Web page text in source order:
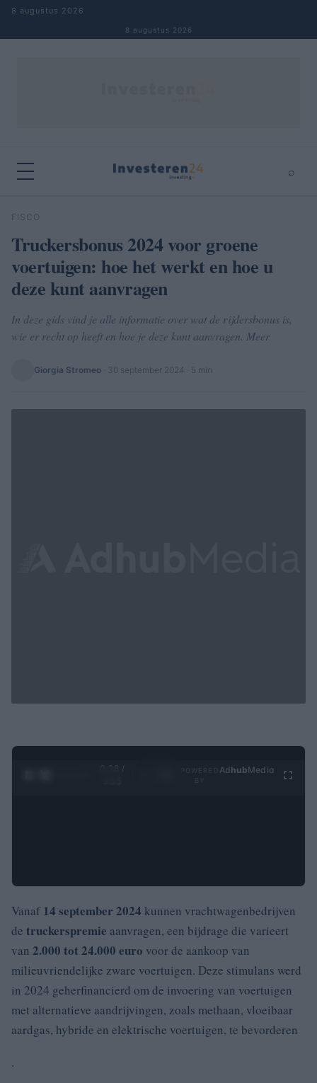
Naar inhoud springen
8 augustus 2026
8 augustus 2026
⌕
Zoeken
FISCO
Truckersbonus 2024 voor groene
voertuigen: hoe het werkt en hoe u
deze kunt aanvragen
In deze gids vind je alle informatie over wat de rijdersbonus is,
wie er recht op heeft en hoe je deze kunt aanvragen. Meer
Giorgia Stromeo 30 september 2024 · 5 min
0:29 /
Ad hubMedia
Vanaf 14 september 2024 kunnen vrachtwagenbedrijven
de truckerspremie aanvragen, een bijdrage die varieert
van 2.000 tot 24.000 euro voor de aankoop van
milieuvriendelijke zware voertuigen. Deze stimulans werd
in 2024 geherfinancierd om de invoering van voertuigen
met alternatieve aandrijvingen, zoals methaan, vloeibaar
aardgas, hybride en elektrische voertuigen, te bevorderen
.